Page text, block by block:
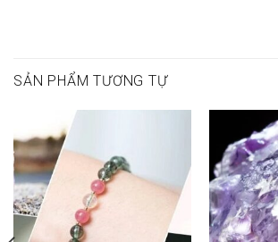
SẢN PHẨM TƯƠNG TỰ